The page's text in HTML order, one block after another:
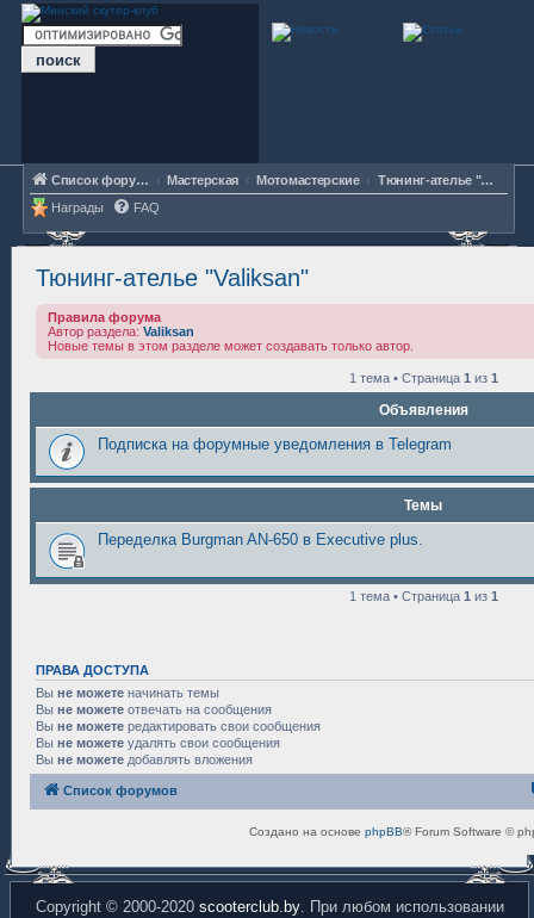
Список форумов Мастерская Мотомастерские
Тюнинг-ателье "Valiksan"
Награды
FAQ
Тюнинг-ателье "Valiksan"
Правила форума
Автор раздела: Valiksan
Новые темы в этом разделе может создавать только автор.
1 тема • Страница 1 из 1
Объявления
Подписка на форумные уведомления в Telegram
Темы
Переделка Burgman AN-650 в Executive plus.
1 тема • Страница 1 из 1
ПРАВА ДОСТУПА
Вы не можете начинать темы
Вы не можете отвечать на сообщения
Вы не можете редактировать свои сообщения
Вы не можете удалять свои сообщения
Вы не можете добавлять вложения
Список форумов
Создано на основе phpBB® Forum Software ©
Copyright © 2000-2020 scooterclub.by. При любом использовании